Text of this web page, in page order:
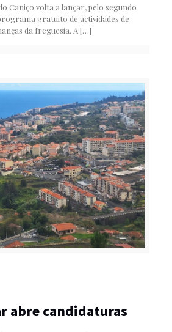
Caniço volta a lançar, pelo segundo
gratuito de actividades de
da freguesia. A[…]
abre candidaturas